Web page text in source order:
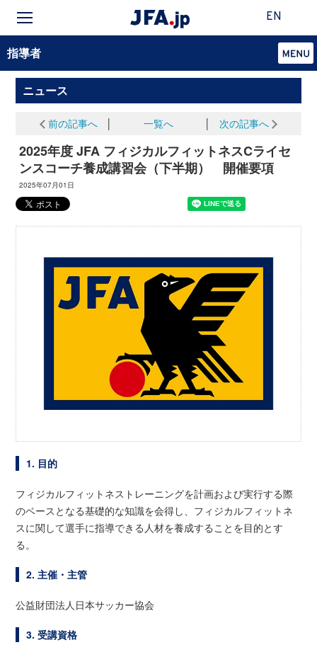
EN
指導者
ニュース
前の記事へ 一覧へ 次の記事へ
2025年度 JFA フィジカルフィットネスCライセ
ンスコーチ養成講習会（下半期） 開催要項
2025年07月01日
1. 目的
フィジカルフィットネストレーニングを計画および実行する際
のベースとなる基礎的な知識を会得し、フィジカルフィットネ
スに関して選手に指導できる人材を養成することを目的とす
る。
2. 主催・主管
公益財団法人日本サッカー協会
3. 受講資格